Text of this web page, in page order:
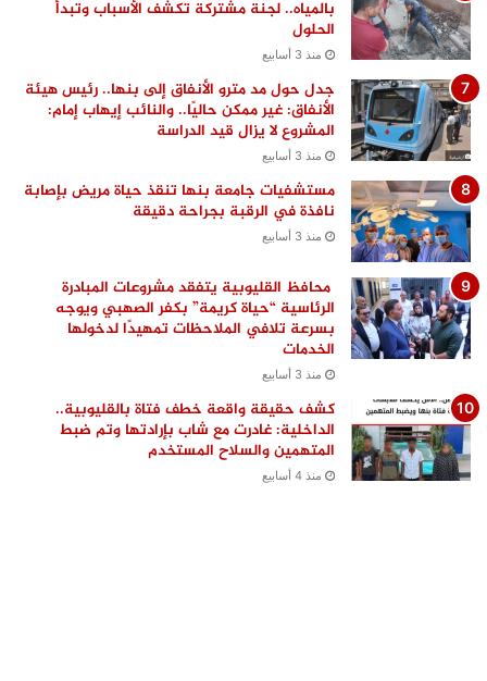
بالمياه.. لجنة مشتركة تكشف الأسباب وتبدأ
الحلول
منذ 3 أسابيع
جدل حول مد مترو الأنفاق إلى بنها.. رئيس هيئة
الأنفاق: غير ممكن حاليًا.. والنائب إيهاب إمام:
المشروع لا يزال قيد الدراسة
منذ 3 أسابيع
مستشفيات جامعة بنها تنقذ حياة مريض بإصابة
نافذة في الرقبة بجراحة دقيقة
منذ 3 أسابيع
محافظ القليوبية يتفقد مشروعات المبادرة
الرئاسية “حياة كريمة” بكفر الصهبي ويوجه
بسرعة تلافي الملاحظات تمهيدًا لدخولها
الخدمات
منذ 3 أسابيع
كشف حقيقة واقعة خطف فتاة بالقليوبية..
الداخلية: غادرت مع شاب بإرادتها وتم ضبط
المتهمين والسلاح المستخدم
منذ 4 أسابيع